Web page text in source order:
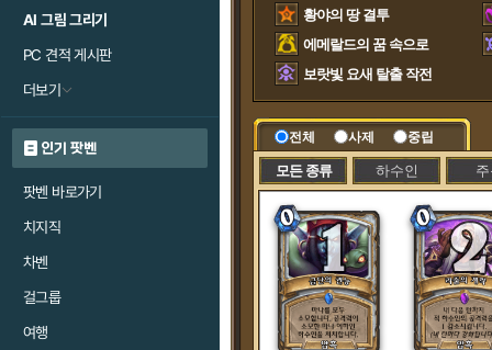
AI 그림 그리기
PC 견적 게시판
더보기
인기 팟벤
팟벤 바로가기
치지직
차벤
걸그룹
여행
황야의 땅 결투
에메랄드의 꿈 속으로
보랏빛 요새 탈출 작전
전체 사제 중립
모든 종류 하수인